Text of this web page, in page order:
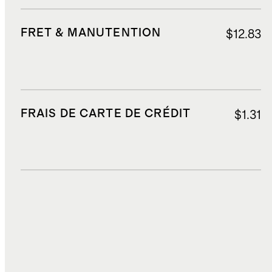
FRET & MANUTENTION $12.83
FRAIS DE CARTE DE CRÉDIT $1.31